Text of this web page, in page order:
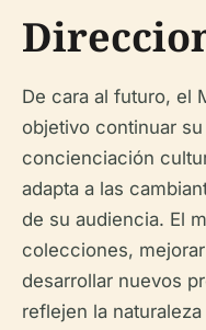
De cara al futuro, el
objetivo continuar
concienciación
adapta a las
de su audiencia. El
colecciones,
desarrollar nuevos
reflejen la